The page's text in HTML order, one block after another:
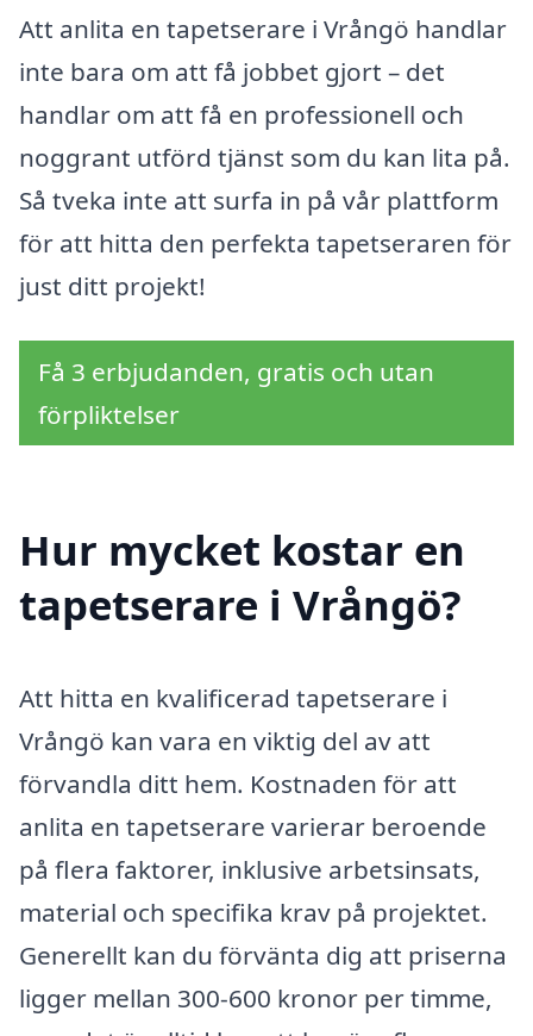
Att anlita en tapetserare i Vrångö handlar
inte bara om att få jobbet gjort – det
handlar om att få en professionell och
noggrant utförd tjänst som du kan lita på.
Så tveka inte att surfa in på vår plattform
för att hitta den perfekta tapetseraren för
just ditt projekt!
Få 3 erbjudanden, gratis och utan
förpliktelser
Hur mycket kostar en
tapetserare i Vrångö?
Att hitta en kvalificerad tapetserare i
Vrångö kan vara en viktig del av att
förvandla ditt hem. Kostnaden för att
anlita en tapetserare varierar beroende
på flera faktorer, inklusive arbetsinsats,
material och specifika krav på projektet.
Generellt kan du förvänta dig att priserna
ligger mellan 300-600 kronor per timme,